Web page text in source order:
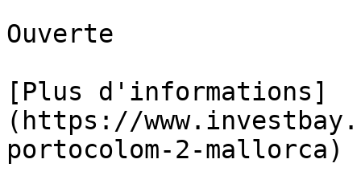
Ouverte
[Plus d'informations]
(https://
portocolom-2-mallorca)